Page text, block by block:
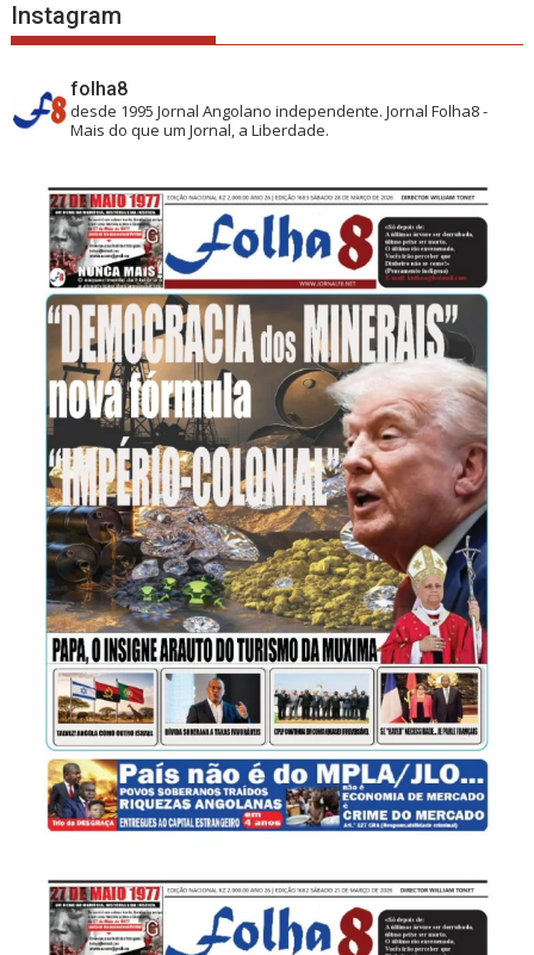
Instagram
folha8
desde 1995 Jornal Angolano independente.Jornal Folha8 -
Mais do que um Jornal, a Liberdade.